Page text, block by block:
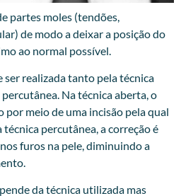
partes moles (tendões,
de modo a deixar a posição do
ao normal possível.
realizada tanto pela técnica
Na técnica aberta, o
por meio de uma incisão pela qual
técnica percutânea, a correção é
furos na pele, diminuindo a
da técnica utilizada mas